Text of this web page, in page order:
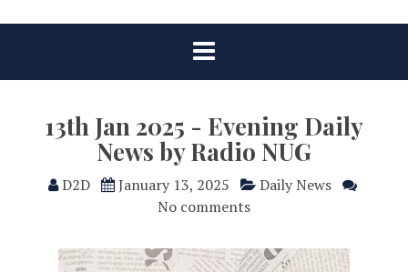
13th Jan 2025 - Evening Daily
News by Radio NUG
D2D January 13, 2025
Daily News
No comments